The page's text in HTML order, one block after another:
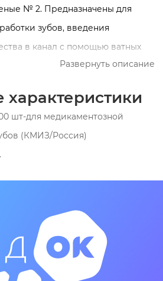
№ 2. Предназначены для
зубов, введения
в канал с помощью ватных
из углеродистой стали.
0,12 мм. Код 310 604 663 457 012.
500 шт.
Развернуть описание
шт-для медикаментозной
(КМИЗ/Россия)